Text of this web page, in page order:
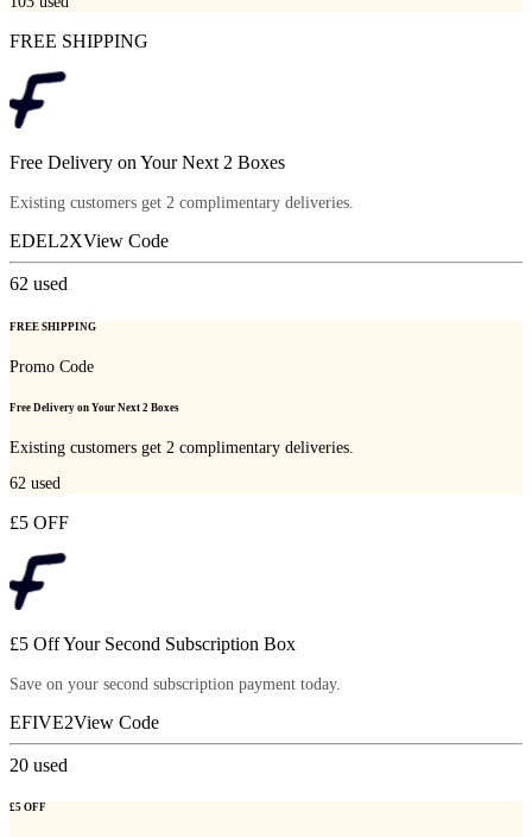
FREE SHIPPING
Free Delivery on Your Next 2 Boxes
Existing customers get 2 complimentary deliveries.
EDEL2XView Code
62 used
FREE SHIPPING
Promo Code
Free Delivery on Your Next 2 Boxes
Existing customers get 2 complimentary deliveries.
62 used
£5 OFF
£5 Off Your Second Subscription Box
Save on your second subscription payment today.
EFIVE2View Code
20 used
£5 OFF